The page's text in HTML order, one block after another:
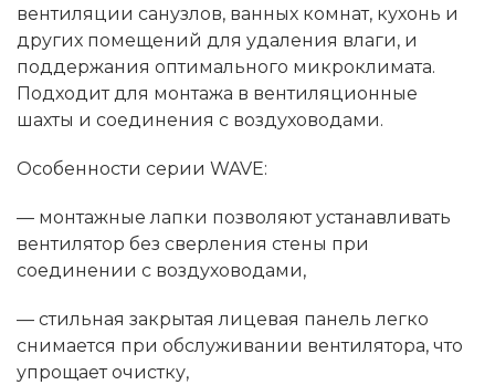
вентиляции санузлов, ванных комнат, кухонь и
других помещений для удаления влаги, и
поддержания оптимального микроклимата.
Подходит для монтажа в вентиляционные
шахты и соединения с воздуховодами.
Особенности серии WAVE:
— монтажные лапки позволяют устанавливать
вентилятор без сверления стены при
соединении с воздуховодами,
— стильная закрытая лицевая панель легко
снимается при обслуживании вентилятора, что
упрощает очистку,